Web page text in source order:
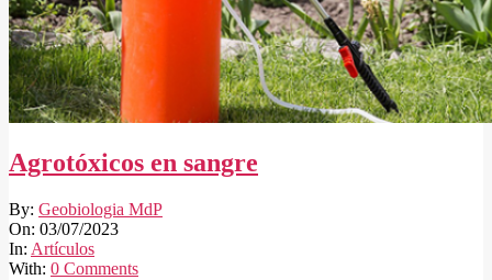
Agrotóxicos en sangre
2023-
07-
03
By: Geobiologia MdP
On: 03/07/2023
In: Artículos
With: 0 Comments